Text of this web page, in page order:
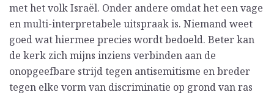
met het volk Israël. Onder andere omdat het een vage
en multi-interpretabele uitspraak is. Niemand weet
goed wat hiermee precies wordt bedoeld. Beter kan
de kerk zich mijns inziens verbinden aan de
onopgeefbare strijd tegen antisemitisme en breder
tegen elke vorm van discriminatie op grond van ras